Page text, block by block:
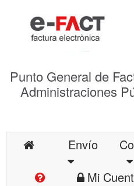
Punto General de
Administraciones
Envío
Mi